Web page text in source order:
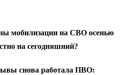
мобилизации на СВО осенью
на сегодняшний?
снова работала ПВО: